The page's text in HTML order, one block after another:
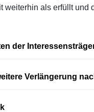
weiterhin als erfüllt und
der
Verlängerung